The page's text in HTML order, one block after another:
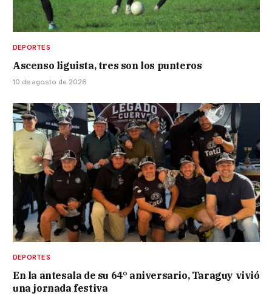
DEPORTES
Ascenso liguista, tres son los punteros
10 de agosto de 2026
DEPORTES
En la antesala de su 64° aniversario, Taraguy vivió
una jornada festiva